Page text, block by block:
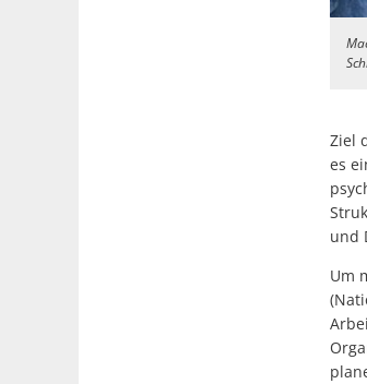
Ziel
es
und
Um